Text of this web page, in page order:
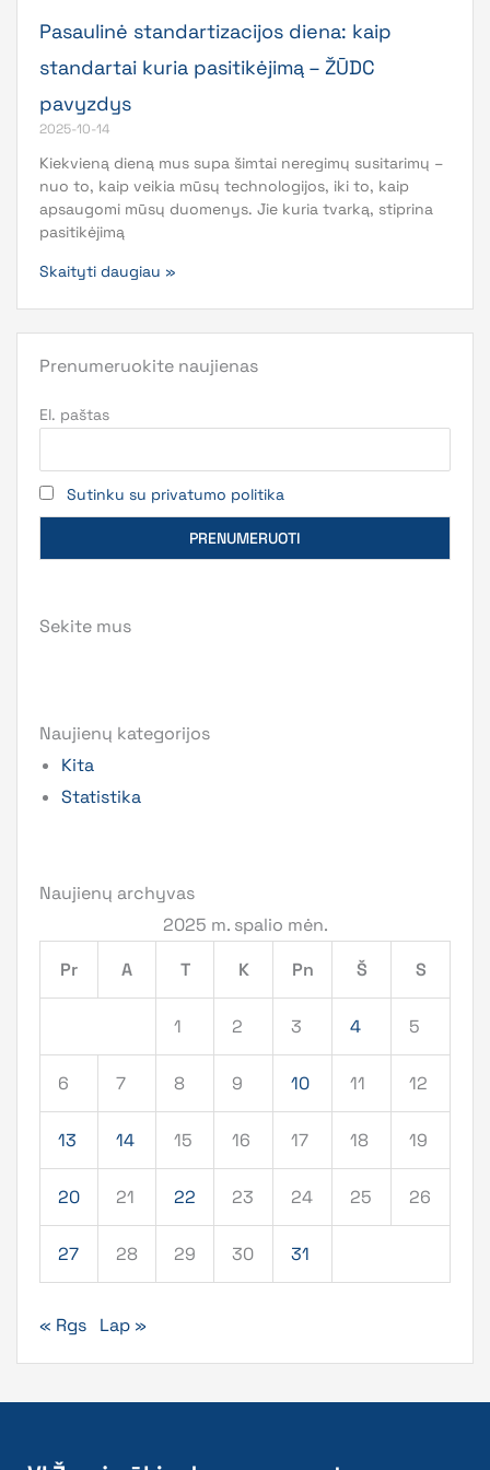
Pasaulinė standartizacijos diena: kaip
standartai kuria pasitikėjimą – ŽŪDC
pavyzdys
2025-10-14
Kiekvieną dieną mus supa šimtai neregimų susitarimų –
nuo to, kaip veikia mūsų technologijos, iki to, kaip
apsaugomi mūsų duomenys. Jie kuria tvarką, stiprina
pasitikėjimą
Skaityti daugiau »
Prenumeruokite naujienas
El. paštas
Sutinku su privatumo politika
Sekite mus
Naujienų kategorijos
Kita
Statistika
Naujienų archyvas
2025 m. spalio mėn.
Pr
A T K Pn Š S
1 2 3 4 5
6 7 8 9 10 11 12
13 14 15 16 17 18 19
20 21 22 23 24 25 26
27 28 29 30 31
« Rgs Lap »